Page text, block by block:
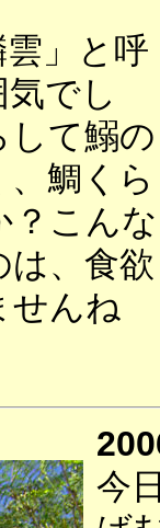
」と呼
でし
して鰯の
鯛くら
？こんな
は、食欲
せんね
今